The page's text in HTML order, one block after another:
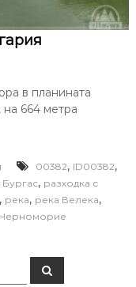
в планината
664 метра
00382, ID00382,
, разходка с
река, река Велека,
Черноморие
S
e